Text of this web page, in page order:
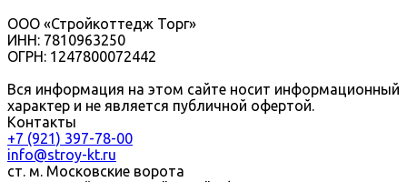
ООО «Стройкоттедж Торг»
ИНН: 7810963250
ОГРН: 1247800072442
Вся информация на этом сайте носит информационный
характер и не является публичной офертой.
Контакты
+7 (921) 397-78-00
info@stroy-kt.ru
ст. м. Московские ворота